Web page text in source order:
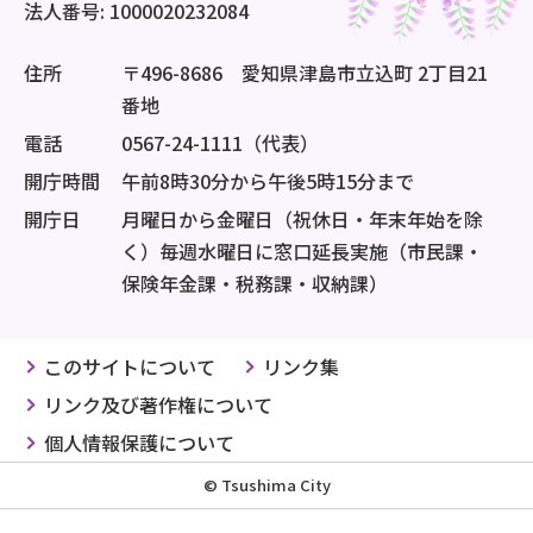
法人番号: 1000020232084
住所
〒496-8686 愛知県津島市立込町 2丁目21
番地
電話
0567-24-1111（代表）
開庁時間
午前8時30分から午後5時15分まで
開庁日
月曜日から金曜日（祝休日・年末年始を除
く）毎週水曜日に窓口延長実施（市民課・
保険年金課・税務課・収納課）
このサイトについて
リンク集
リンク及び著作権について
個人情報保護について
© Tsushima City